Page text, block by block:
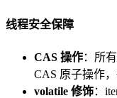
线程安全保障
CAS 操作：所
CAS 原子操作，
volatile 修饰：